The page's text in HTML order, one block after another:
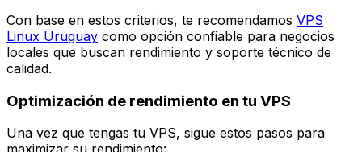
Con base en estos criterios, te recomendamos VPS
Linux Uruguay como opción confiable para negocios
locales que buscan rendimiento y soporte técnico de
calidad.
Optimización de rendimiento en tu VPS
Una vez que tengas tu VPS, sigue estos pasos para